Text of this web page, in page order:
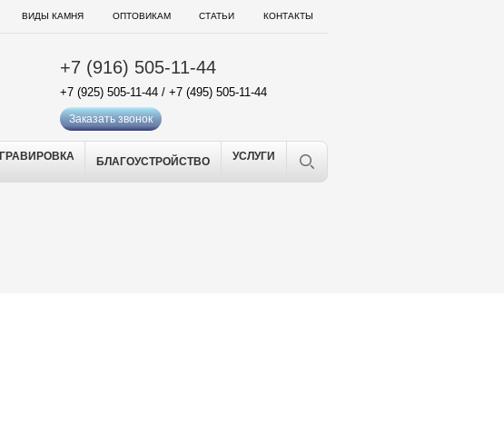
ВИДЫ КАМНЯ ОПТОВИКАМ СТАТЬИ КОНТАКТЫ
+7 (916) 505-11-44
+7 (925) 505-11-44 / +7 (495) 505-11-44
Заказать звонок
ГРАВИРОВКА БЛАГОУСТРОЙСТВО УСЛУГИ